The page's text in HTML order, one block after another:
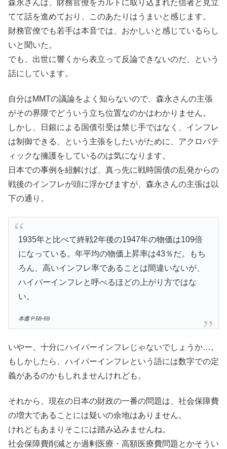
森永さんは、財務官僚をカルトに取り込まれた信者と見立
てて話を進めており、このあたりはうまいと感じます。
財務官僚でも若手は本音では、おかしいと感じているらし
いと聞いた。
でも、出世に響くから表立って反論できないのだ、という
話にしています。
自分はMMTの議論をよく知らないので、森永さんの主張
がその界隈でどういう立ち位置なのかはわかりません。
しかし、日銀による国債引受は禁じ手ではなく、インフレ
は制御できる、という主張をしたいがために、アクロバテ
ィックな擁護をしているのは気になります。
日本での事例を紐解けば、真っ先に戦時国債の乱発からの
戦後のインフレが頭に浮かびますが、森永さんの主張は以
下の通り。
1935年と比べて終戦2年後の1947年の物価は109倍
になっている。年平均の物価上昇率は43％だ。もち
ろん、高いインフレ率であることは間違いないが、
ハイパーインフレと呼べるほどの上がり方ではな
い。
本書 P.68-69
いやー、十分にハイパーインフレじゃないでしょうか…。
もしかしたら、ハイパーインフレという語には数字での定
義があるのかもしれませんけれども。
それから、現在の日本の財政の一番の問題は、社会保障費
の増大であることには疑いの余地はありません。
けれどもあまりそこには踏み込みませんね。
社会保障費削減とか過剰医療・高額医療費問題とかそうい